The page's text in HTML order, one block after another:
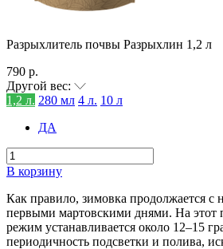
Разрыхлитель почвы Разрыхлин 1,2 л
790 р.
Другой вес:
1,2 л. 280 мл 4 л. 10 л
ДА
В корзину
Как правило, зимовка продолжается с
первыми мартовскими днями. На этот
режим устанавливается около 12–15
периодичность подсветки и полива,